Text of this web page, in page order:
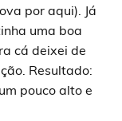
por aqui). Já
uma boa
cá deixei de
Resultado:
pouco alto e